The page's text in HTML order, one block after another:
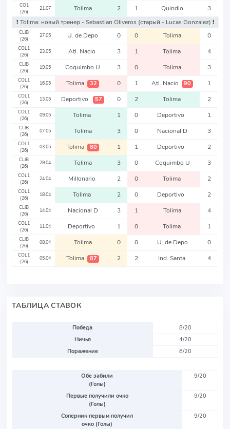
CO1
(26)
21.07 Tolima 2 1 Quindio
3
❗️ Tolima: новый тренер - Sebastian Oliveros (старый - Lucas Gonzalez) ❗️
CLIB
(26)
27.05 U. de Depo 0 0 Tolima 0
COL1
(26)
23.05 Atl. Nacio 3 1 Tolima 4
CLIB
(26)
19.05 Coquimbo U 3 0 Tolima 3
COL1
(26)
16.05 Tolima 32 0 1 Atl. Nacio 90 1
COL1
(26)
13.05 Deportivo 57 0 2 Tolima 2
COL1
(26)
09.05 Tolima 1 0 Deportivo 1
CLIB
(26)
07.05 Tolima 3 0 Nacional D 3
COL1
(26)
03.05 Tolima 80 1 1 Deportivo 2
CLIB
(26)
29.04 Tolima 3 0 Coquimbo U 3
COL1
(26)
24.04 Millonario 2 0 Tolima 2
COL1
(26)
18.04 Tolima 2 0 Deportivo 2
CLIB
(26)
14.04 Nacional D 3 1 Tolima 4
COL1
(26)
11.04 Deportivo 1 0 Tolima 1
CLIB
(26)
08.04 Tolima 0 0 U. de Depo 0
COL1
(26)
05.04 Tolima 87 2 2 Ind. Santa 4
ТАБЛИЦА СТАВОК
Победа
8/20
Ничья
4/20
Поражение
8/20
Обе забили
(Голы)
9/20
Первые получили очко
(Голы)
9/20
Соперник первым получил
очко (Голы)
9/20